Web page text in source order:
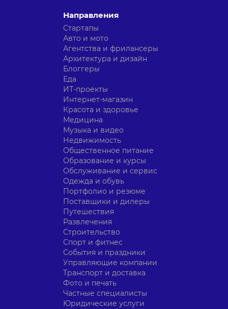
Направления
Стартапы
Авто и мото
Агентства и фрилансеры
Архитектура и дизайн
Блоггеры
Еда
ИТ-проекты
Интернет-магазин
Красота и здоровье
Медицина
Музыка и видео
Недвижимость
Общественное питание
Образование и курсы
Обслуживание и сервис
Одежда и обувь
Портфолио и резюме
Поставщики и дилеры
Путешествия
Развлечения
Строительство
Спорт и фитнес
События и праздники
Управляющие компании
Транспорт и доставка
Фото и печать
Частные специалисты
Юридические услуги